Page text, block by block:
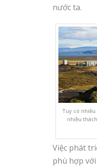
nước ta.
Tuy có nhiều
nhiều
Việc phát
phù hợp